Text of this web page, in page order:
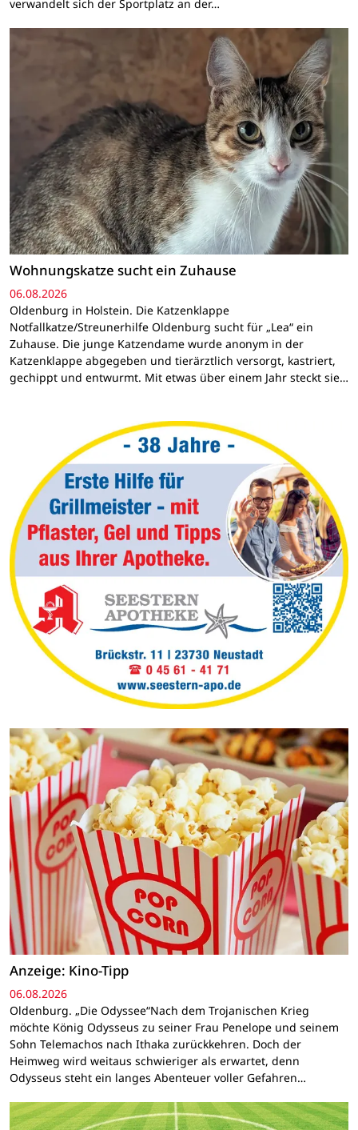
verwandelt sich der Sportplatz an der…
Wohnungskatze sucht ein Zuhause
06.08.2026
Oldenburg in Holstein. Die Katzenklappe
Notfallkatze/Streunerhilfe Oldenburg sucht für „Lea“ ein
Zuhause. Die junge Katzendame wurde anonym in der
Katzenklappe abgegeben und tierärztlich versorgt, kastriert,
gechippt und entwurmt. Mit etwas über einem Jahr steckt sie…
Anzeige: Kino-Tipp
06.08.2026
Oldenburg. „Die Odyssee“Nach dem Trojanischen Krieg
möchte König Odysseus zu seiner Frau Penelope und seinem
Sohn Telemachos nach Ithaka zurückkehren. Doch der
Heimweg wird weitaus schwieriger als erwartet, denn
Odysseus steht ein langes Abenteuer voller Gefahren…